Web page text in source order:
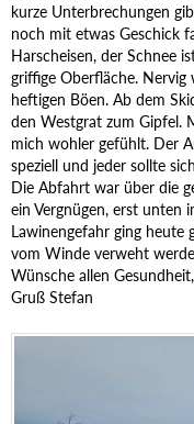
kurze Unterbrechungen
noch mit etwas Geschick
Harscheisen, der Schnee
griffige Oberfläche.
heftigen Böen. Ab dem
den Westgrat zum Gipfel.
mich wohler gefühlt. Der
speziell und jeder sollte
Die Abfahrt war über die
ein Vergnügen, erst unten
Lawinengefahr ging heute
vom Winde verweht
Wünsche allen
Gruß Stefan